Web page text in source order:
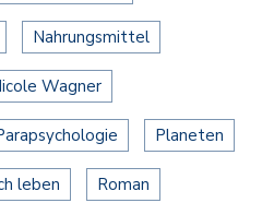
Nahrungsmittel
Wagner
Planeten
leben Roman